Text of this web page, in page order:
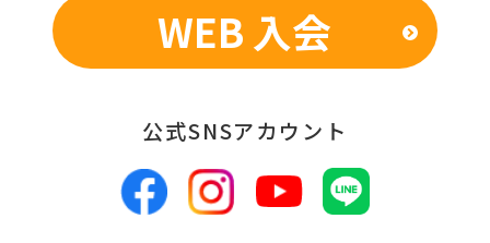
WEB 入会
公式SNSアカウント